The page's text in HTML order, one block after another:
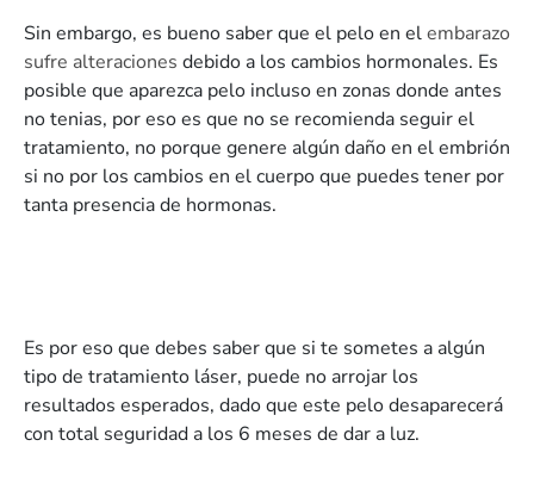
Sin embargo, es bueno saber que el pelo en elembarazo
sufre alteraciones debido a los cambios hormonales. Es
posible que aparezca pelo incluso en zonas donde antes
no tenias, por eso es que no se recomienda seguir el
tratamiento, no porque genere algún daño en el embrión
si no por los cambios en el cuerpo que puedes tener por
tanta presencia de hormonas.
Es por eso que debes saber que si te sometes a algún
tipo de tratamiento láser, puede no arrojar los
resultados esperados, dado que este pelo desaparecerá
con total seguridad a los 6 meses de dar a luz.